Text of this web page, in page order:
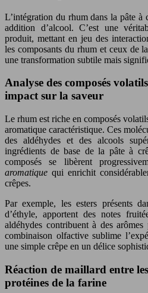
L’intégration du rhum dans la pâte à
addition d’alcool. C’est une
produit, mettant en jeu des
les composants du rhum et ceux de
une transformation subtile mais
Analyse des composés
impact sur la saveur
Le rhum est riche en composés
aromatique caractéristique. Ces
des aldéhydes et des alcools
ingrédients de base de la pâte à
composés se libèrent
aromatique qui enrichit
crêpes.
Par exemple, les esters présents
d’éthyle, apportent des notes
aldéhydes contribuent à des
combinaison olfactive sublime
une simple crêpe en un délice
Réaction de maillard entre
protéines de la farine